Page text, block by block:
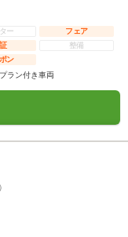
ー
フェア
整備
ン
ラン付き車両